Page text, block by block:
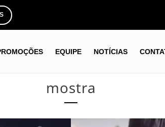
EQUIPE NOTÍCIAS
mostra